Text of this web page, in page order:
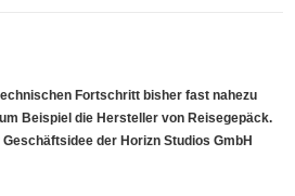
Fortschritt bisher fast nahezu
Beispiel die Hersteller von Reisegepäck.
der Horizn Studios GmbH